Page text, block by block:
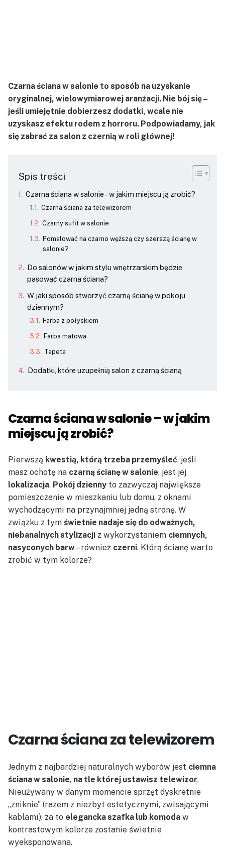
Czarna ściana w salonie to sposób na uzyskanie
oryginalnej, wielowymiarowej aranżacji. Nie bój się –
jeśli umiejętnie dobierzesz dodatki, wcale nie
uzyskasz efektu rodem z horroru. Podpowiadamy, jak
się zabrać za salon z czernią w roli głównej!
Spis treści
Czarna ściana w salonie – w jakim miejscu ją zrobić?
Czarna ściana za telewizorem
Czarny sufit w salonie
Pomalować na czarno węższą czy szerszą ścianę w
salonie?
Do salonów w jakim stylu wnętrzarskim będzie
pasować czarna ściana?
W jaki sposób stworzyć czarną ścianę w pokoju
dziennym?
Farba z połyskiem
Farba matowa
Tapeta
Dodatki, które uzupełnią salon z czarną ścianą
Czarna ściana w salonie – w jakim
miejscu ją zrobić?
Pierwszą kwestią, którą trzeba przemyśleć, jeśli
masz ochotę na czarną ścianę w salonie, jest jej
lokalizacja. Pokój dzienny to zazwyczaj największe
pomieszczenie w mieszkaniu lub domu, z oknami
wychodzącymi na przynajmniej jedną stronę. W
związku z tym świetnie nadaje się do odważnych,
niebanalnych stylizacji z wykorzystaniem ciemnych,
nasyconych barw– również czerni. Którą ścianę warto
zrobić w tym kolorze?
Czarna ściana za telewizorem
Jednym z najbardziej naturalnych wyborów jest ciemna
ściana w salonie, na tle której ustawisz telewizor.
Nieużywany w danym momencie sprzęt dyskretnie
„zniknie” (razem z niezbyt estetycznymi, zwisającymi
kablami), za to elegancka szafka lub komoda w
kontrastowym kolorze zostanie świetnie
wyeksponowana.